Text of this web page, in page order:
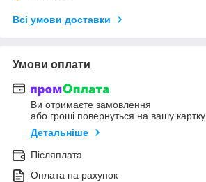
Всі умови доставки
Умови оплати
Ви отримаєте замовлення
або гроші повернуться на вашу картку
Детальніше
Післяплата
Оплата на рахунок